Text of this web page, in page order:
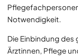
Notwendigkeit.
Die Einbindung des
Ärztinnen, Pflege